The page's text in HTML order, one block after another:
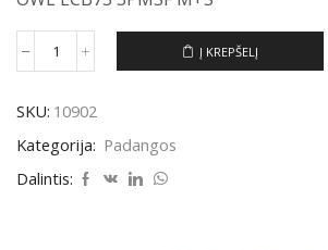
produkto
YOKOHAMA
GEOLANDAR
A/T-
S
Į KREPŠELĮ
SKU: 10902
Kategorija: Padangos
Dalintis: